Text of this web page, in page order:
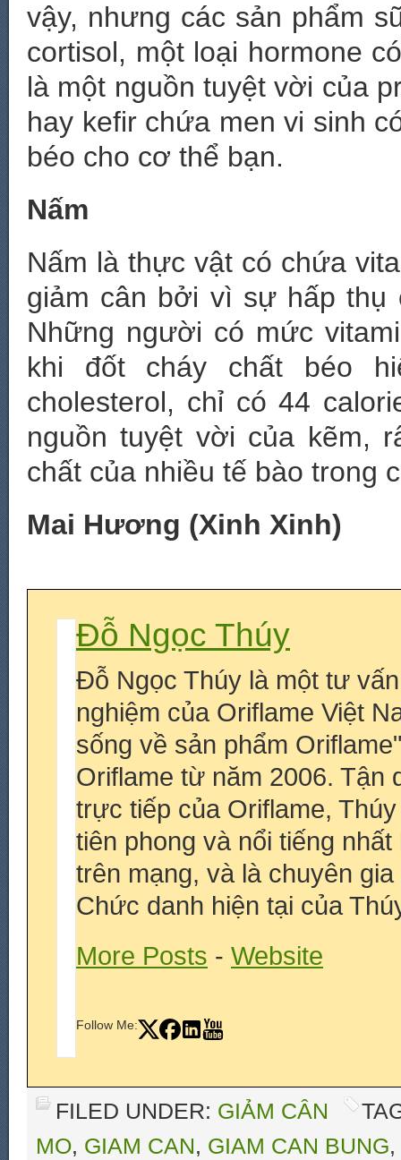
vậy, nhưng các sản phẩm
cortisol, một loại hormone
là một nguồn tuyệt vời của
hay kefir chứa men vi sinh
béo cho cơ thể bạn.
Nấm
Nấm là thực vật có chứa
giảm cân bởi vì sự hấp thụ
Những người có mức
khi đốt cháy chất béo
cholesterol, chỉ có 44
nguồn tuyệt vời của kẽm,
chất của nhiều tế bào trong
Mai Hương (Xinh Xinh)
Đỗ Ngọc Thúy
Đỗ Ngọc Thúy là một tư
nghiệm của Oriflame Việt
sống về sản phẩm
Oriflame từ năm 2006. Tận
trực tiếp của Oriflame,
tiên phong và nổi tiếng
trên mạng, và là chuyên
Chức danh hiện tại của
More Posts - Website
Follow Me:
FILED UNDER: GIẢM CÂN
MO, GIAM CAN, GIAM CAN BUNG,